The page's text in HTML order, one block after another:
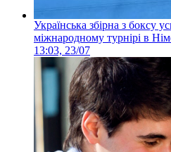
Українська збірна з боксу
міжнародному турнірі в
13:03, 23/07